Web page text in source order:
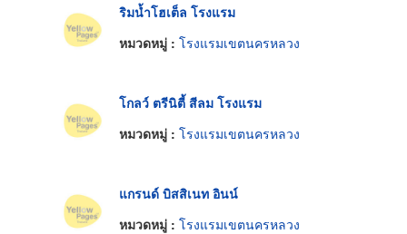
ริมน้ำโฮเต็ล โรงแรม
หมวดหมู่ : โรงแรมเขตนครหลวง
โกลว์ ตรีนิตี้ สีลม โรงแรม
หมวดหมู่ : โรงแรมเขตนครหลวง
แกรนด์ บิสสิเนท อินน์
หมวดหมู่ : โรงแรมเขตนครหลวง